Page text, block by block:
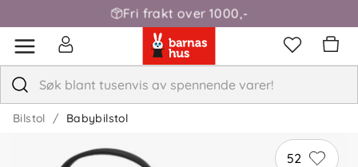
Fri frakt over 1000,-
Bilstol Babybilstol
52